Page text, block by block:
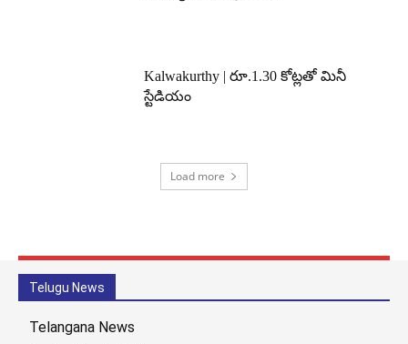
Kalwakurthy | రూ.1.30 కోట్లతో మినీ
స్టేడియం
Load more
Telugu News
Telangana News